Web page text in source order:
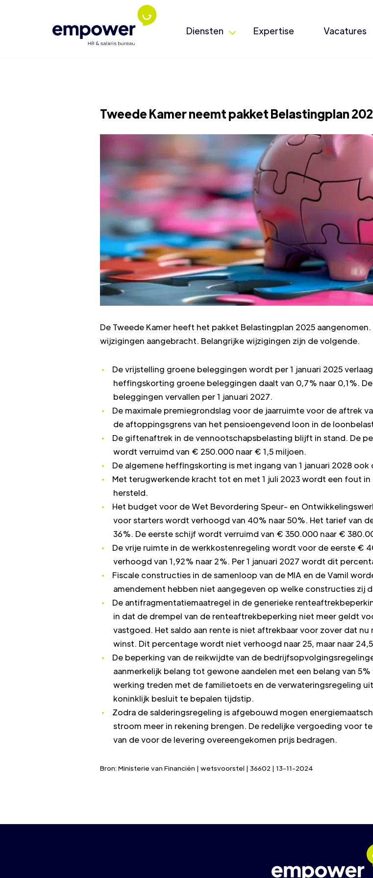
Diensten Expertise Vacatures
Tweede Kamer neemt pakket Belastingplan
De Tweede Kamer heeft het pakket Belastingplan 2025
wijzigingen aangebracht. Belangrijke wijzigingen zijn de volgende.
De vrijstelling groene beleggingen wordt per 1 januari 2025
heffingskorting groene beleggingen daalt van 0,7% naar 0,1%.
beleggingen vervallen per 1 januari 2027.
De maximale premiegrondslag voor de jaarruimte voor de aftrek
de aftoppingsgrens van het pensioengevend loon in de
De giftenaftrek in de vennootschapsbelasting blijft in stand. De
wordt verruimd van € 250.000 naar € 1,5 miljoen.
De algemene heffingskorting is met ingang van 1 januari 2028
Met terugwerkende kracht tot en met 1 juli 2023 wordt een fout
hersteld.
Het budget voor de Wet Bevordering Speur- en
voor starters wordt verhoogd van 40% naar 50%. Het tarief van
36%. De eerste schijf wordt verruimd van € 350.000 naar €
De vrije ruimte in de werkkostenregeling wordt voor de eerste €
verhoogd van 1,92% naar 2%. Per 1 januari 2027 wordt dit
Fiscale constructies in de samenloop van de MIA en de Vamil
amendement hebben niet aangegeven op welke constructies zij
De antifragmentatiemaatregel in de generieke
in dat de drempel van de renteaftrekbeperking niet meer geldt
vastgoed. Het saldo aan rente is niet aftrekbaar voor zover dat
winst. Dit percentage wordt niet verhoogd naar 25, maar naar
De beperking van de reikwijdte van de
aanmerkelijk belang tot gewone aandelen met een belang van
werking treden met de familietoets en de verwateringsregeling
koninklijk besluit te bepalen tijdstip.
Zodra de salderingsregeling is afgebouwd mogen
stroom meer in rekening brengen. De redelijke vergoeding voor
van de voor de levering overeengekomen prijs bedragen.
Bron: Ministerie van Financiën | wetsvoorstel | 36602 | 13-11-2024